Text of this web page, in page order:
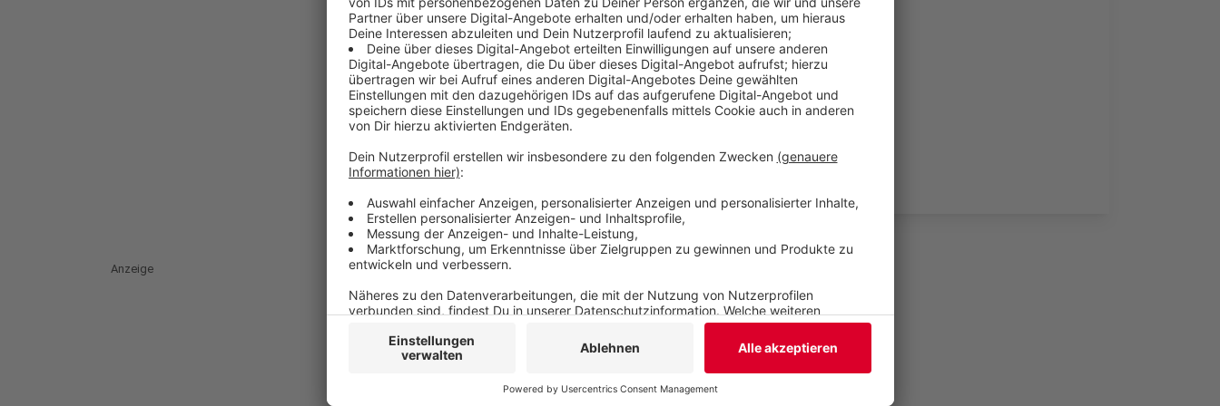
www.regio-bahn.de
Veröffentlicht:Donnerstag, 02.03.2023 14:52
Anzeige
Anzeige